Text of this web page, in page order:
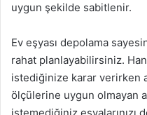
uygun şekilde sabitlenir.
Ev eşyası depolama
rahat planlayabilirsiniz.
istediğinize karar verirken
ölçülerine uygun olmayan